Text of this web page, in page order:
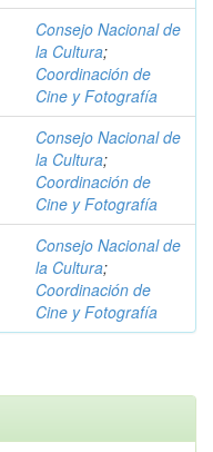
Consejo Nacional de
la Cultura;
Coordinación de
Cine y Fotografía
Consejo Nacional de
la Cultura;
Coordinación de
Cine y Fotografía
Consejo Nacional de
la Cultura;
Coordinación de
Cine y Fotografía